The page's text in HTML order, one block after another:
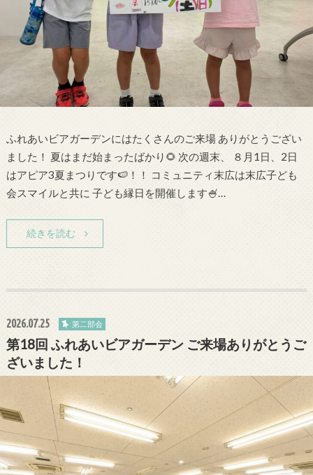
ふれあいビアガーデンにはたくさんのご来場 ありがとうござい
ました！ 夏はまだ始まったばかり🌻 次の週末、 ８月1日、2日
はアピア3夏まつりです🍉！！ コミュニティ末広は末広子ども
会スマイルと共に 子ども縁日を開催します🍧…
続きを読む
2026.07.25 第二部会
第18回 ふれあいビアガーデン ご来場ありがとうご
ざいました！